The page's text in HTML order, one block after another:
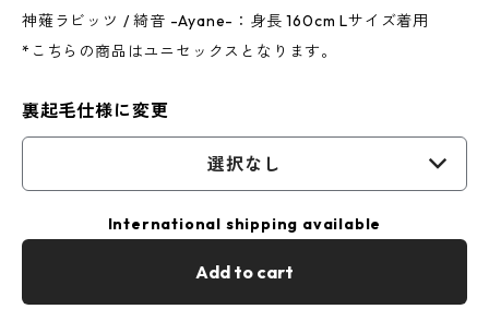
神薙ラビッツ / 綺音 -Ayane-：身長 160cm Lサイズ着用
*こちらの商品はユニセックスとなります。
裏起毛仕様に変更
選択なし
International shipping available
Add to cart